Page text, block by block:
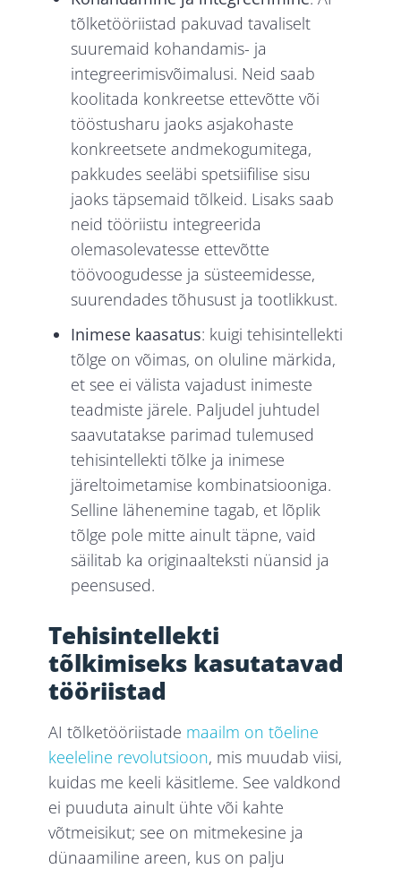
tõlketööriistad pakuvad tavaliselt
suuremaid kohandamis- ja
integreerimisvõimalusi. Neid saab
koolitada konkreetse ettevõtte või
tööstusharu jaoks asjakohaste
konkreetsete andmekogumitega,
pakkudes seeläbi spetsiifilise sisu
jaoks täpsemaid tõlkeid. Lisaks saab
neid tööriistu integreerida
olemasolevatesse ettevõtte
töövoogudesse ja süsteemidesse,
suurendades tõhusust ja tootlikkust.
Inimese kaasatus: kuigi tehisintellekti
tõlge on võimas, on oluline märkida,
et see ei välista vajadust inimeste
teadmiste järele. Paljudel juhtudel
saavutatakse parimad tulemused
tehisintellekti tõlke ja inimese
järeltoimetamise kombinatsiooniga.
Selline lähenemine tagab, et lõplik
tõlge pole mitte ainult täpne, vaid
säilitab ka originaalteksti nüansid ja
peensused.
Tehisintellekti
tõlkimiseks kasutatavad
tööriistad
AI tõlketööriistade maailm on tõeline
keeleline revolutsioon, mis muudab viisi,
kuidas me keeli käsitleme. See valdkond
ei puuduta ainult ühte või kahte
võtmeisikut; see on mitmekesine ja
dünaamiline areen, kus on palju